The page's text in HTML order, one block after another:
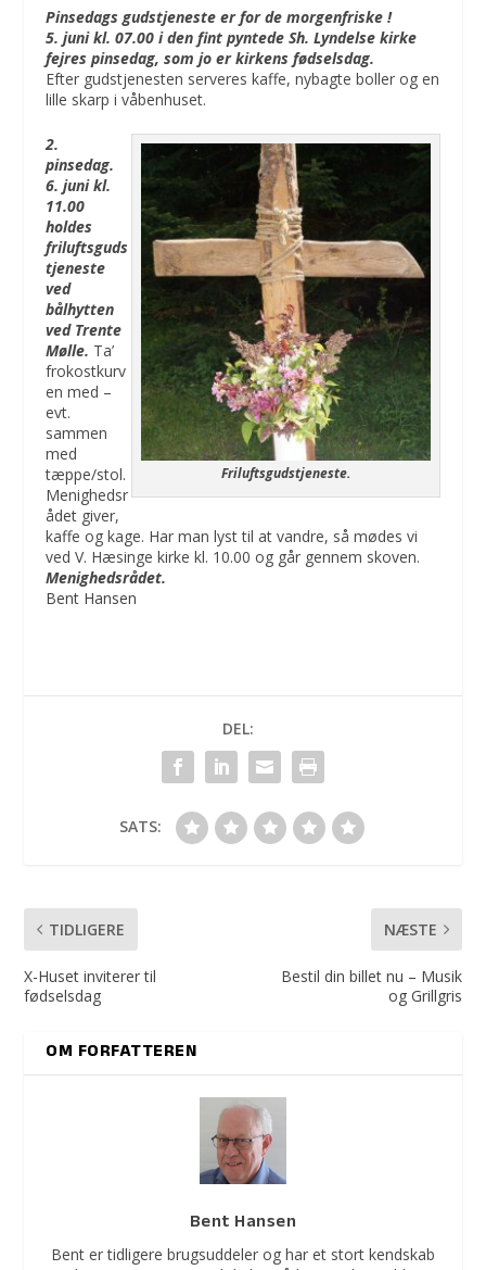
Pinsedags gudstjeneste er for de morgenfriske !
5. juni kl. 07.00 i den fint pyntede Sh. Lyndelse kirke
fejres pinsedag, som jo er kirkens fødselsdag.
Efter gudstjenesten serveres kaffe, nybagte boller og en
lille skarp i våbenhuset.
Friluftsgudstjeneste.
2.
pinsedag.
6. juni kl.
11.00
holdes
friluftsguds
tjeneste
ved
bålhytten
ved Trente
Mølle. Ta’
frokostkurv
en med –
evt.
sammen
med
tæppe/stol.
Menighedsr
ådet giver,
kaffe og kage. Har man lyst til at vandre, så mødes vi
ved V. Hæsinge kirke kl. 10.00 og går gennem skoven.
Menighedsrådet.
Bent Hansen
DEL:
SATS:
TIDLIGERE
X-Huset inviterer til
fødselsdag
NÆSTE
Bestil din billet nu – Musik
og Grillgris
OM FORFATTEREN
Bent Hansen
Bent er tidligere brugsuddeler og har et stort kendskab